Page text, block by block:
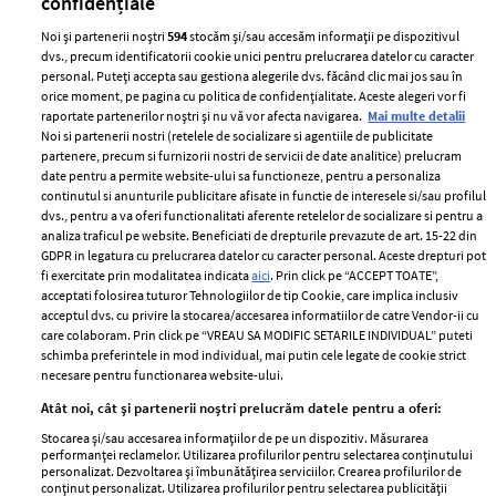
ELLE Style Awards
2024
Despre ELLE
Romania
Contact
Abonamente
Termeni si conditii
Politica de
confidențialitate
Politica de cookies
Publicitate
Stiri
GSP
Unica
Libertatea pentru
Viva
Noi și partenerii noștri594stocăm și/sau accesăm informații pe dispozitivul
dvs., precum identificatorii cookie unici pentru prelucrarea datelor cu caracter
personal. Puteți accepta sau gestiona alegerile dvs. făcând clic mai jos sau în
orice moment, pe pagina cu politica de confidențialitate. Aceste alegeri vor fi
raportate partenerilor noștri și nu vă vor afecta navigarea. Mai multe detalii
Noi si partenerii nostri (retelele de socializare si agentiile de publicitate
partenere, precum si furnizorii nostri de servicii de date analitice) prelucram
date pentru a permite website-ului sa functioneze, pentru a personaliza
continutul si anunturile publicitare afisate in functie de interesele si/sau profilul
dvs., pentru a va oferi functionalitati aferente retelelor de socializare si pentru a
analiza traficul pe website. Beneficiati de drepturile prevazute de art. 15-22 din
GDPR in legatura cu prelucrarea datelor cu caracter personal. Aceste drepturi pot
fi exercitate prin modalitatea indicataaici. Prin click pe “ACCEPT TOATE”,
acceptati folosirea tuturor Tehnologiilor de tip Cookie, care implica inclusiv
acceptul dvs. cu privire la stocarea/accesarea informatiilor de catre Vendor-ii cu
care colaboram. Prin click pe “VREAU SA MODIFIC SETARILE INDIVIDUAL” puteti
schimba preferintele in mod individual, mai putin cele legate de cookie strict
necesare pentru functionarea website-ului.
Atât noi, cât și partenerii noștri prelucrăm datele pentru a oferi:
Stocarea și/sau accesarea informațiilor de pe un dispozitiv. Măsurarea
performanței reclamelor. Utilizarea profilurilor pentru selectarea conținutului
personalizat. Dezvoltarea și îmbunătățirea serviciilor. Crearea profilurilor de
conținut personalizat. Utilizarea profilurilor pentru selectarea publicității